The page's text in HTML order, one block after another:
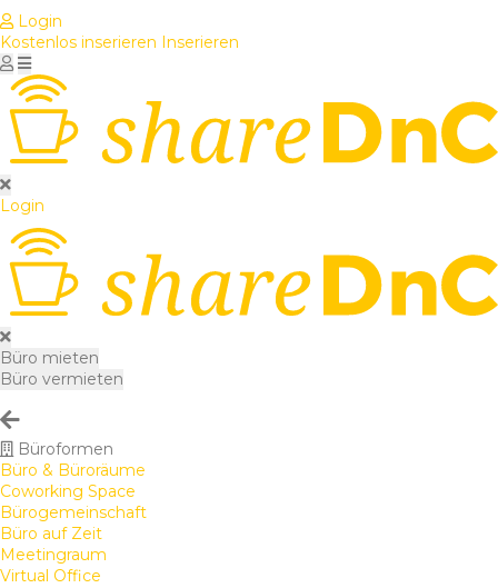
Login
Kostenlos inserieren Inserieren
Login
Büro mieten
Büro vermieten
Büroformen
Büro & Büroräume
Coworking Space
Bürogemeinschaft
Büro auf Zeit
Meetingraum
Virtual Office